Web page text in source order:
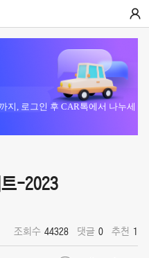
지, 로그인 후 CAR톡에서 나누세
-2023
조회수 44328 댓글 0 추천 1